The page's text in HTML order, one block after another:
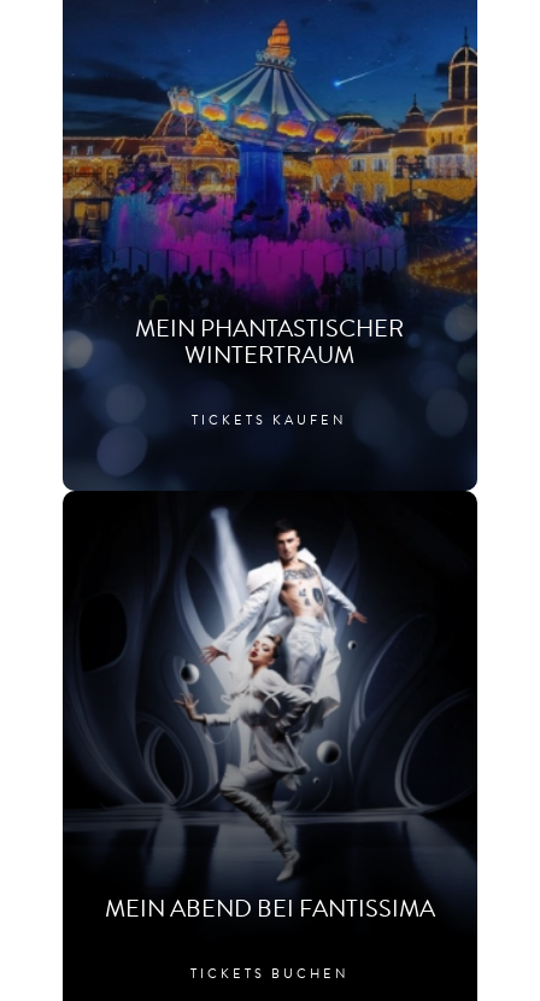
MEIN PHANTASTISCHER
WINTERTRAUM
TICKETS KAUFEN
MEIN ABEND BEI FANTISSIMA
TICKETS BUCHEN